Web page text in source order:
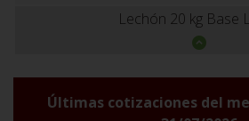
Lechón 20 kg Base
Últimas cotizaciones del